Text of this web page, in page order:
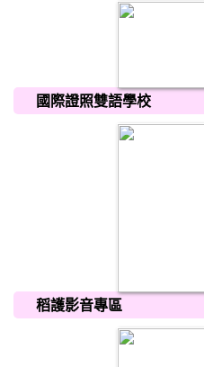
國際證照雙語學校
稻護影音專區